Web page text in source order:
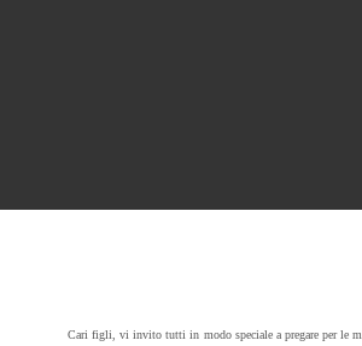
Cari figli, vi invito tutti in modo speciale a pregare per le